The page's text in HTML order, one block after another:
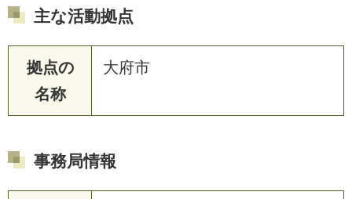
主な活動拠点
拠点の
名称
大府市
事務局情報